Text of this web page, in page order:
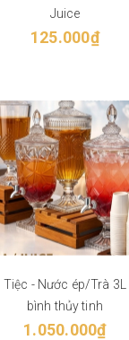
Juice
125.000₫
Tiệc - Nước ép/Trà 3L
bình thủy tinh
1.050.000₫